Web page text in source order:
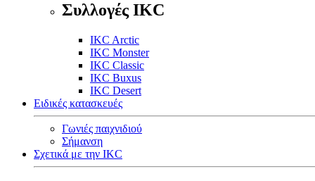
Συλλογές IKC
IKC Arctic
IKC Monster
IKC Classic
IKC Buxus
IKC Desert
Ειδικές κατασκευές
Γωνιές παιχνιδιού
Σήμανση
Σχετικά με την IKC